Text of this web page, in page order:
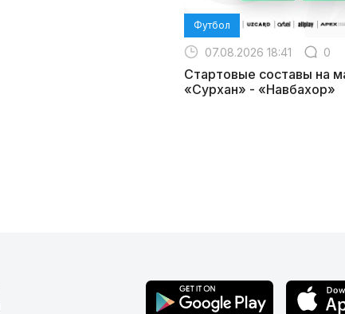
Футбол
07.08.2026 18:41 0
Стартовые составы на
«Сурхан» - «Навбахор»